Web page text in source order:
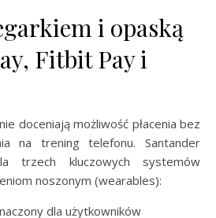
i opaską
Fitbit Pay i
doceniają możliwość płacenia bez
na trening telefonu. Santander
trzech kluczowych systemów
noszonym (wearables):
dla użytkowników